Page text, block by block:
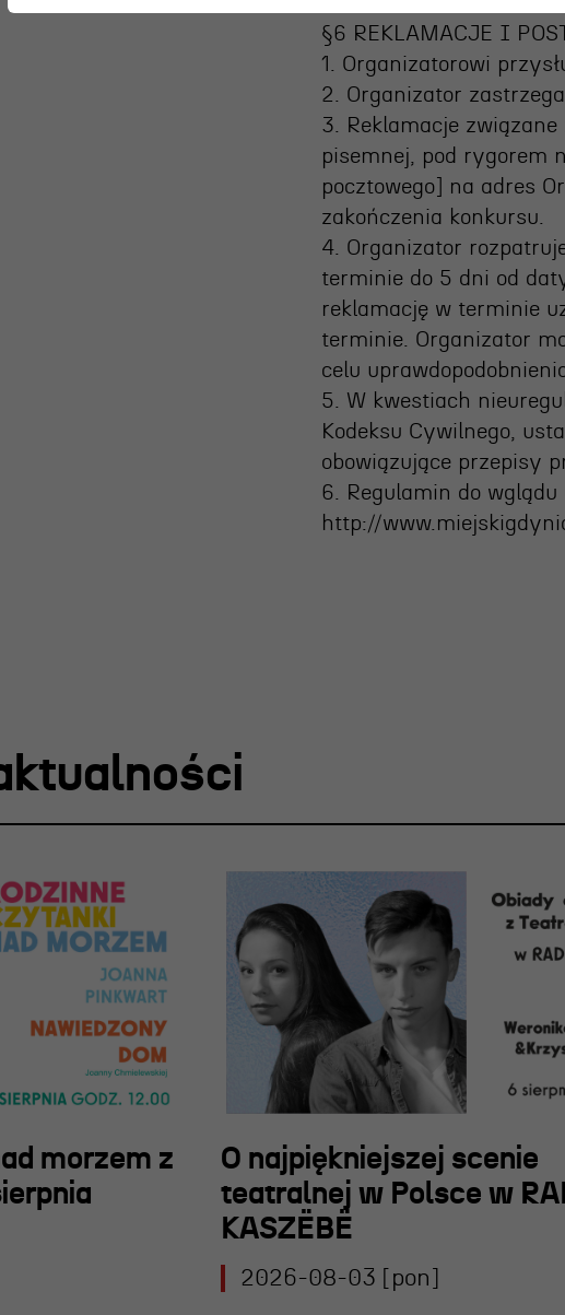
§6 REKLAMACJE I
1. Organizatorowi
2. Organizator
3. Reklamacje
pisemnej, pod rygorem
pocztowego] na adres
zakończenia konkursu.
4. Organizator
terminie do 5 dni od
reklamację w terminie
terminie. Organizator
celu
5. W kwestiach
Kodeksu Cywilnego,
obowiązujące przepisy
6. Regulamin do
http://
morzem z
O najpiękniejszej scenie
teatralnej w Polsce w
KASZËBË
2026-08-03 [pon]